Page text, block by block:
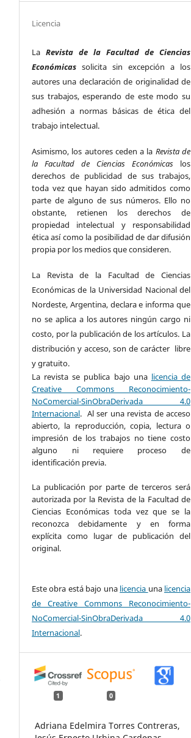
Licencia
LaRevista de la Facultad de Ciencias
Económicas solicita sin excepción a los
autores una declaración de originalidad de
sus trabajos, esperando de este modo su
adhesión a normas básicas de ética del
trabajo intelectual.
Asimismo, los autores ceden a la Revista de
la Facultad de Ciencias Económicas los
derechos de publicidad de sus trabajos,
toda vez que hayan sido admitidos como
parte de alguno de sus números. Ello no
obstante, retienen los derechos de
propiedad intelectual y responsabilidad
ética así como la posibilidad de dar difusión
propia por los medios que consideren.
La Revista de la Facultad de Ciencias
Económicas de la Universidad Nacional del
Nordeste, Argentina, declara e informa que
no se aplica a los autores ningún cargo ni
costo, por la publicación de los artículos. La
distribución y acceso, son de carácter libre
y gratuito.
La revista se publica bajo una licencia de
Creative Commons Reconocimiento-
NoComercial-SinObraDerivada 4.0
Internacional. Al ser una revista de acceso
abierto, la reproducción, copia, lectura o
impresión de los trabajos no tiene costo
alguno ni requiere proceso de
identificación previa.
La publicación por parte de terceros será
autorizada por la Revista de la Facultad de
Ciencias Económicas toda vez que se la
reconozca debidamente y en forma
explícita como lugar de publicación del
original.
Este obra está bajo una licencia una licencia
de Creative Commons Reconocimiento-
NoComercial-SinObraDerivada 4.0
Internacional.
1 0
Adriana Edelmira Torres Contreras,